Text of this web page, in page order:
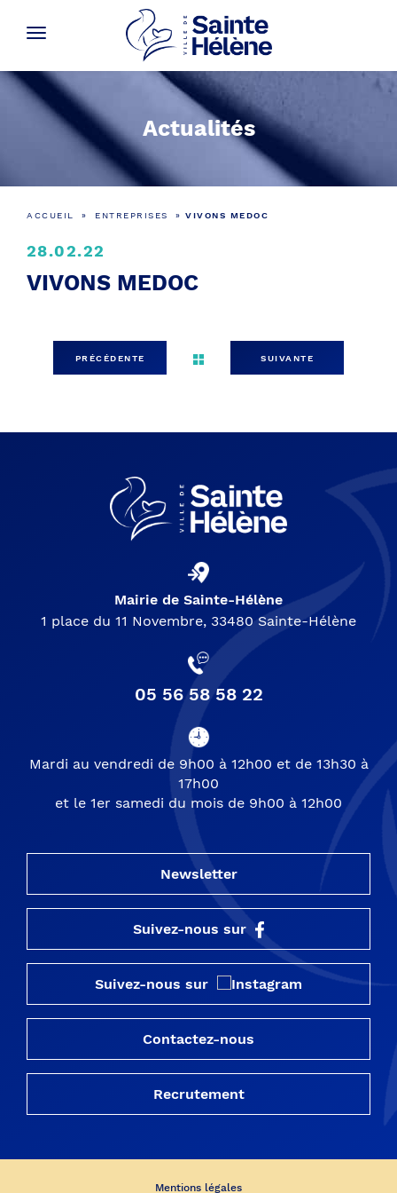
Actualités
ACCUEIL » ENTREPRISES » VIVONS MEDOC
28.02.22
VIVONS MEDOC
PRÉCÉDENTE SUIVANTE
Mairie de Sainte-Hélène
1 place du 11 Novembre, 33480 Sainte-Hélène
05 56 58 58 22
Mardi au vendredi de 9h00 à 12h00 et de 13h30 à
17h00
et le 1er samedi du mois de 9h00 à 12h00
Newsletter
Suivez-nous sur
Suivez-nous sur
Contactez-nous
Recrutement
Mentions légales